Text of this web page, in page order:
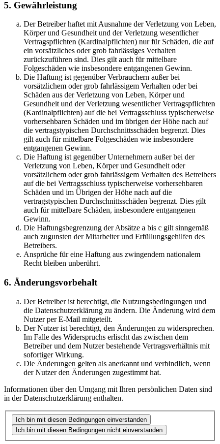
5. Gewährleistung
Der Betreiber haftet mit Ausnahme der Verletzung von Leben,
Körper und Gesundheit und der Verletzung wesentlicher
Vertragspflichten (Kardinalpflichten) nur für Schäden, die auf
ein vorsätzliches oder grob fahrlässiges Verhalten
zurückzuführen sind. Dies gilt auch für mittelbare
Folgeschäden wie insbesondere entgangenen Gewinn.
Die Haftung ist gegenüber Verbrauchern außer bei
vorsätzlichem oder grob fahrlässigem Verhalten oder bei
Schäden aus der Verletzung von Leben, Körper und
Gesundheit und der Verletzung wesentlicher Vertragspflichten
(Kardinalpflichten) auf die bei Vertragsschluss typischerweise
vorhersehbaren Schäden und im übrigen der Höhe nach auf
die vertragstypischen Durchschnittsschäden begrenzt. Dies
gilt auch für mittelbare Folgeschäden wie insbesondere
entgangenen Gewinn.
Die Haftung ist gegenüber Unternehmern außer bei der
Verletzung von Leben, Körper und Gesundheit oder
vorsätzlichem oder grob fahrlässigem Verhalten des Betreibers
auf die bei Vertragsschluss typischerweise vorhersehbaren
Schäden und im Übrigen der Höhe nach auf die
vertragstypischen Durchschnittsschäden begrenzt. Dies gilt
auch für mittelbare Schäden, insbesondere entgangenen
Gewinn.
Die Haftungsbegrenzung der Absätze a bis c gilt sinngemäß
auch zugunsten der Mitarbeiter und Erfüllungsgehilfen des
Betreibers.
Ansprüche für eine Haftung aus zwingendem nationalem
Recht bleiben unberührt.
6. Änderungsvorbehalt
Der Betreiber ist berechtigt, die Nutzungsbedingungen und
die Datenschutzerklärung zu ändern. Die Änderung wird dem
Nutzer per E-Mail mitgeteilt.
Der Nutzer ist berechtigt, den Änderungen zu widersprechen.
Im Falle des Widerspruchs erlischt das zwischen dem
Betreiber und dem Nutzer bestehende Vertragsverhältnis mit
sofortiger Wirkung.
Die Änderungen gelten als anerkannt und verbindlich, wenn
der Nutzer den Änderungen zugestimmt hat.
Informationen über den Umgang mit Ihren persönlichen Daten sind
in der Datenschutzerklärung enthalten.